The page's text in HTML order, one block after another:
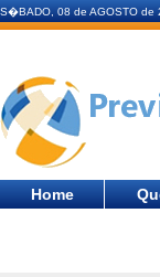
S�BADO, 08 de AGOSTO de
Home